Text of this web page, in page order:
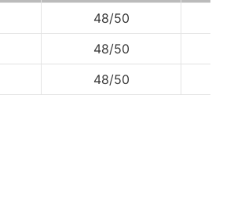
48/50
48/50
48/50